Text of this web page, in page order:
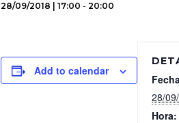
28/09/2018 | 17:00 - 20:00
Add to calendar
28/
Hora: